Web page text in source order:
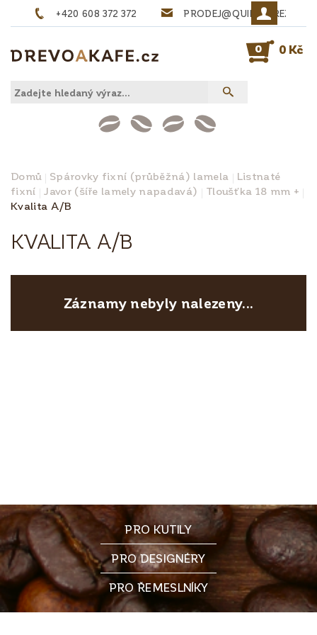
+420 608 372 372 PRODEJ@QUINTA-
0 0 Kč
Domů Spárovky fixní (průběžná) lamela
Listnaté
fixní
Javor (šíře lamely napadavá)
Tloušťka 18 mm +
Kvalita A/B
KVALITA A/B
Záznamy nebyly nalezeny...
PRO KUTILY
PRO DESIGNÉRY
PRO ŘEMESLNÍKY